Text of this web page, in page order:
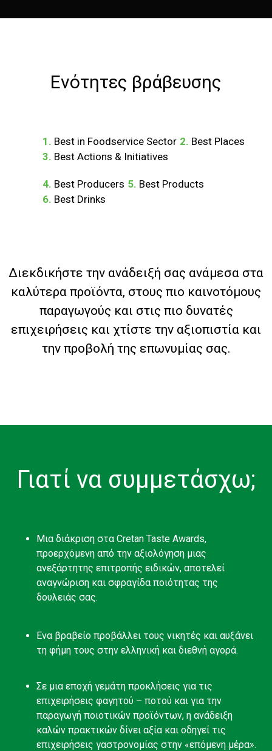
Ενότητες βράβευσης
1. Best in Foodservice Sector 2. Βest Places
3. Best Actions & Initiatives
4. Best Producers 5. Best Products
6. Best Drinks
Διεκδικήστε την ανάδειξή σας ανάμεσα στα
καλύτερα προϊόντα, στους πιο καινοτόμους
παραγωγούς και στις πιο δυνατές
επιχειρήσεις και χτίστε την αξιοπιστία και
την προβολή της επωνυμίας σας.
Γιατί να συμμετάσχω;
Μια διάκριση στα Cretan Taste Awards,
προερχόμενη από την αξιολόγηση μιας
ανεξάρτητης επιτροπής ειδικών, αποτελεί
αναγνώριση και σφραγίδα ποιότητας της
δουλειάς σας.
Ενα βραβείο προβάλλει τους νικητές και αυξάνει
τη φήμη τους στην ελληνική και διεθνή αγορά.
Σε μια εποχή γεμάτη προκλήσεις για τις
επιχειρήσεις φαγητού – ποτού και για την
παραγωγή ποιοτικών προϊόντων, η ανάδειξη
καλών πρακτικών δίνει αξία και οδηγεί τις
επιχειρήσεις γαστρονομίας στην «επόμενη μέρα».